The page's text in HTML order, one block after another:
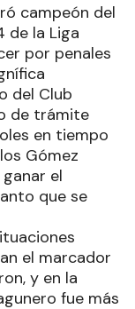
campeón del
de la Liga
por penales
del Club
de trámite
en tiempo
Gómez
el
que se
el marcador
y en la
fue más